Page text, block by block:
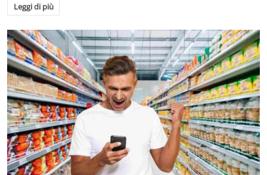
Leggi di più